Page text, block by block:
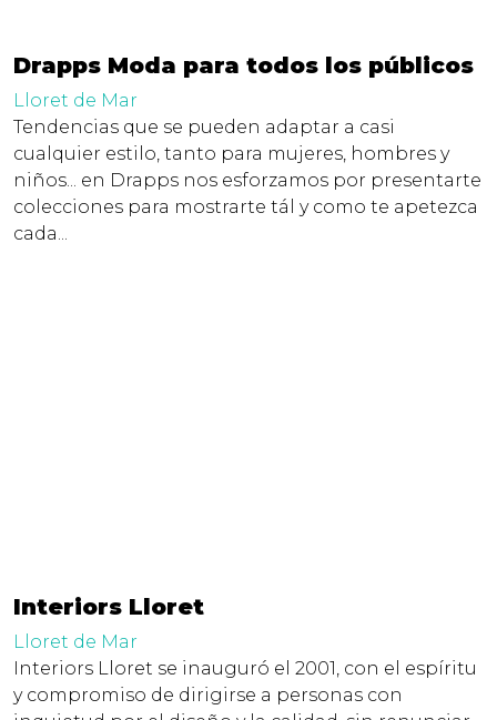
Drapps Moda para todos los públicos
Lloret de Mar
Tendencias que se pueden adaptar a casi
cualquier estilo, tanto para mujeres, hombres y
niños... en Drapps nos esforzamos por presentarte
colecciones para mostrarte tál y como te apetezca
cada...
Interiors Lloret
Lloret de Mar
Interiors Lloret se inauguró el 2001, con el espíritu
y compromiso de dirigirse a personas con